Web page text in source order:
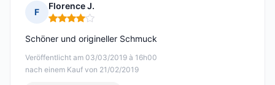
F
Florence J.
Hinweis: 4 von 5
Veröffentlicht am 03/03/2019 à 16h00
nach einem Kauf von 21/02/2019
Schöner und origineller Schmuck